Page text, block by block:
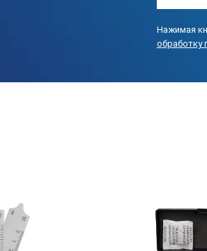
измерительного движка 2.
Нажимая
обработку